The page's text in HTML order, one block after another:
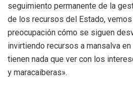
seguimiento permanente de la
de los recursos del Estado, vemos
preocupación cómo se siguen
invirtiendo recursos a mansalva
tienen nada que ver con los
y maracaiberas».